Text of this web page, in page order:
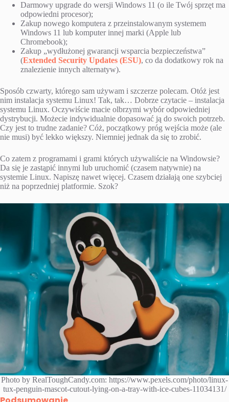
Darmowy upgrade do wersji Windows 11 (o ile Twój sprzęt ma
odpowiedni procesor);
Zakup nowego komputera z przeinstalowanym systemem
Windows 11 lub komputer innej marki (Apple lub
Chromebook);
Zakup „wydłużonej gwarancji wsparcia bezpieczeństwa”
(Extended Security Updates (ESU), co da dodatkowy rok na
znalezienie innych alternatyw).
Sposób czwarty, którego sam używam i szczerze polecam. Otóż jest
nim instalacja systemu Linux! Tak, tak… Dobrze czytacie – instalacja
systemu Linux. Oczywiście macie olbrzymi wybór odpowiedniej
dystrybucji. Możecie indywidualnie dopasować ją do swoich potrzeb.
Czy jest to trudne zadanie? Cóż, początkowy próg wejścia może (ale
nie musi) być lekko większy. Niemniej jednak da się to zrobić.
Co zatem z programami i grami których używaliście na Windowsie?
Da się je zastąpić innymi lub uruchomić (czasem natywnie) na
systemie Linux. Napiszę nawet więcej. Czasem działają one szybciej
niż na poprzedniej platformie. Szok?
Photo by RealToughCandy.com: https://www.pexels.com/photo/linux-
tux-penguin-mascot-cutout-lying-on-a-tray-with-ice-cubes-11034131/